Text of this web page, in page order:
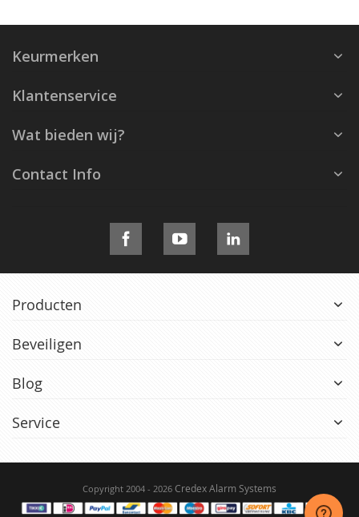
Keurmerken
Klantenservice
Wat bieden wij?
Contact Info
Producten
Beveiligen
Blog
Service
Copyright 2004 - 2026 Credex Alarm Systems